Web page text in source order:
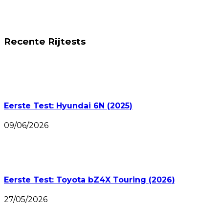
Recente Rijtests
Eerste Test: Hyundai 6N (2025)
09/06/2026
Eerste Test: Toyota bZ4X Touring (2026)
27/05/2026